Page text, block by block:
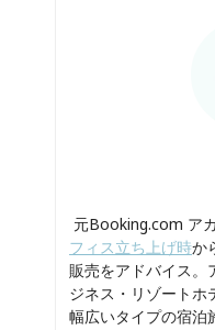
元Booking.com ア
フィス立ち上げ時か
販売をアドバイス。
ジネス・リゾートホ
幅広いタイプの宿泊